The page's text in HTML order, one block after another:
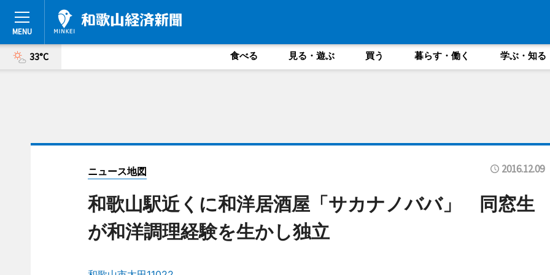
33°C 食べる 見る・遊ぶ 買う 暮らす・働く 学ぶ・知る
ニュース地図 2016.12.09
和歌山駅近くに和洋居酒屋「サカナノババ」 同窓生
が和洋調理経験を生かし独立